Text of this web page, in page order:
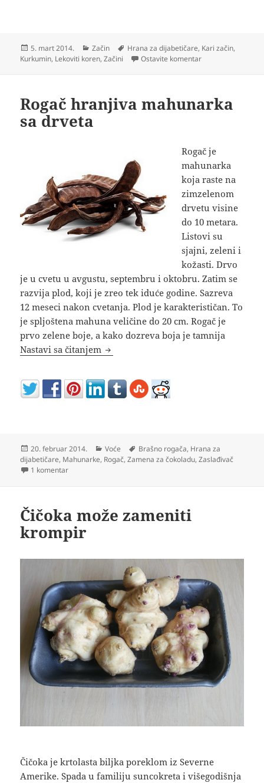
Objavljeno
5. mart 2014. Kategorije
Začin Oznake
Hrana za dijabetičare, Kari začin,
Kurkumin, Lekoviti koren,Začini Ostavite komentarna Kurkuma začin
Rogač hranjiva mahunarka
sa drveta
Rogač je
mahunarka
koja raste na
zimzelenom
drvetu visine
do 10 metara.
Listovi su
sjajni, zeleni i
kožasti. Drvo
je u cvetu u avgustu, septembru i oktobru. Zatim se
razvija plod, koji je zreo tek iduće godine. Sazreva
12 meseci nakon cvetanja. Plod je karakterističan. To
je spljoštena mahuna veličine do 20 cm. Rogač je
prvo zelene boje, a kako dozreva boja je tamnija
Nastavi sa čitanjem Rogač hranjiva mahunarka sa drveta
Objavljeno
20. februar 2014. Kategorije
Voće Oznake
Brašno rogača, Hrana za
dijabetičare, Mahunarke, Rogač,Zamena za čokoladu,Zaslađivač
1 komentarna Rogač hranjiva mahunarka sa drveta
Čičoka može zameniti
krompir
Čičoka je krtolasta biljka poreklom iz Severne
Amerike. Spada u familiju suncokreta i višegodišnja